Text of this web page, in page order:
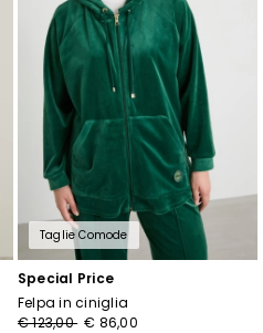
Taglie Comode
Special Price
Felpa in ciniglia
€ 123,00 € 86,00